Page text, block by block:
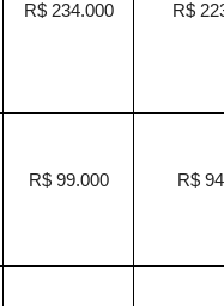
R$ 234.000 R$
R$ 99.000 R$